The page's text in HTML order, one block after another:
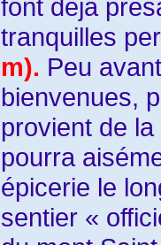
font déjà
tranquilles
m). Peu
bienvenues,
provient de
pourra
épicerie le
sentier «